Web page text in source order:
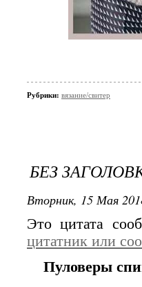
Рубрики: вязание/свитер
БЕЗ
Вторник, 15 Мая
Это цитата
цитатник или
Пуловеры